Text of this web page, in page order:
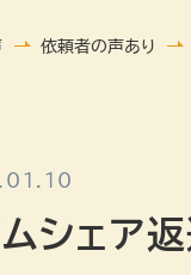
依頼者の声あり
ムシェア